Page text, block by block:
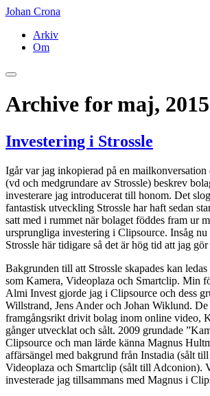
Johan Crona
Arkiv
Om
Archive for maj, 2015
Investering i Strossle
Igår var jag inkopierad på en
(vd och medgrundare av Strossle) beskrev
investerare jag introducerat till honom. Det
fantastisk utveckling Strossle har haft sedan
satt med i rummet när bolaget föddes fram ur
ursprungliga investering i Clipsource. Insåg
Strossle här tidigare så det är hög tid att jag gör
Bakgrunden till att Strossle skapades kan
som Kamera, Videoplaza och Smartclip. Min
Almi Invest gjorde jag i Clipsource och dess
Willstrand, Jens Ander och Johan Wiklund.
framgångsrikt drivit bolag inom online video,
gånger utvecklat och sålt. 2009 grundade
Clipsource och man lärde känna Magnus
affärsängel med bakgrund från Instadia (sålt
Videoplaza och Smartclip (sålt till Adconion).
investerade jag tillsammans med Magnus i